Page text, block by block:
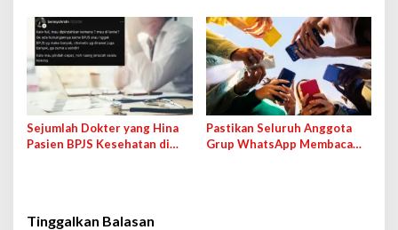
Jabatan Kosong
Klarifikasi
Sejumlah Dokter yang Hina
Pasien BPJS Kesehatan di
Pastikan Seluruh Anggota
Grup WhatsApp Membaca
Tinggalkan Balasan